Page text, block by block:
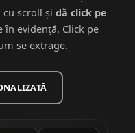
cu scroll și dă click pe
în evidență. Click pe
se extrage.